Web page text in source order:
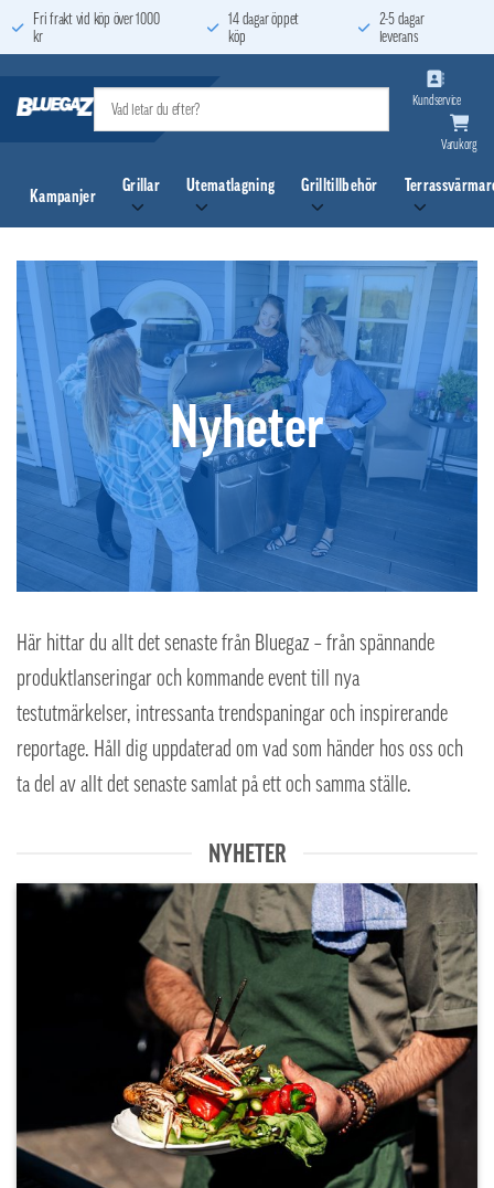
to
Fri frakt vid köp över 1000
kr
14 dagar öppet
köp
2-5 dagar
leverans
Kundservice
Varukorg
Kampanjer
Grillar Utematlagning Grilltillbehör
Nyheter
Här hittar du allt det senaste från Bluegaz – från spännande
produktlanseringar och kommande event till nya
testutmärkelser, intressanta trendspaningar och inspirerande
reportage. Håll dig uppdaterad om vad som händer hos oss och
ta del av allt det senaste samlat på ett och samma ställe.
NYHETER